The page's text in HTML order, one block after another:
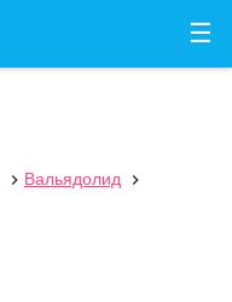
☰
 Вальядолид
